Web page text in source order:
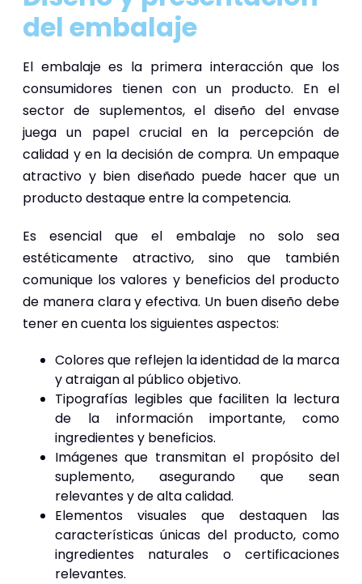
del embalaje
El embalaje es la primera interacción que los
consumidores tienen con un producto. En el
sector de suplementos, el diseño del envase
juega un papel crucial en la percepción de
calidad y en la decisión de compra. Un empaque
atractivo y bien diseñado puede hacer que un
producto destaque entre la competencia.
Es esencial que el embalaje no solo sea
estéticamente atractivo, sino que también
comunique los valores y beneficios del producto
de manera clara y efectiva. Un buen diseño debe
tener en cuenta los siguientes aspectos:
Colores que reflejen la identidad de la marca
y atraigan al público objetivo.
Tipografías legibles que faciliten la lectura
de la información importante, como
ingredientes y beneficios.
Imágenes que transmitan el propósito del
suplemento, asegurando que sean
relevantes y de alta calidad.
Elementos visuales que destaquen las
características únicas del producto, como
ingredientes naturales o certificaciones
relevantes.